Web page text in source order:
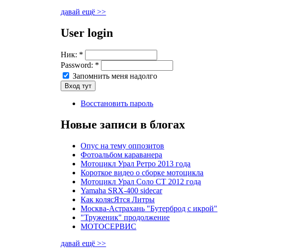
давай ещё >>
User login
Ник: *
Password: *
Запомнить меня надолго
Восстановить пароль
Новые записи в блогах
Опус на тему оппозитов
Фотоальбом караванера
Мотоцикл Урал Ретро 2013 года
Короткое видео о сборке мотоцикла
Мотоцикл Урал Соло СТ 2012 года
Yamaha SRX-400 sidecar
Как колясЯтся Литры
Москва-Астрахань "Бутерброд с икрой"
"Труженик" продолжение
МОТОСЕРВИС
давай ещё >>